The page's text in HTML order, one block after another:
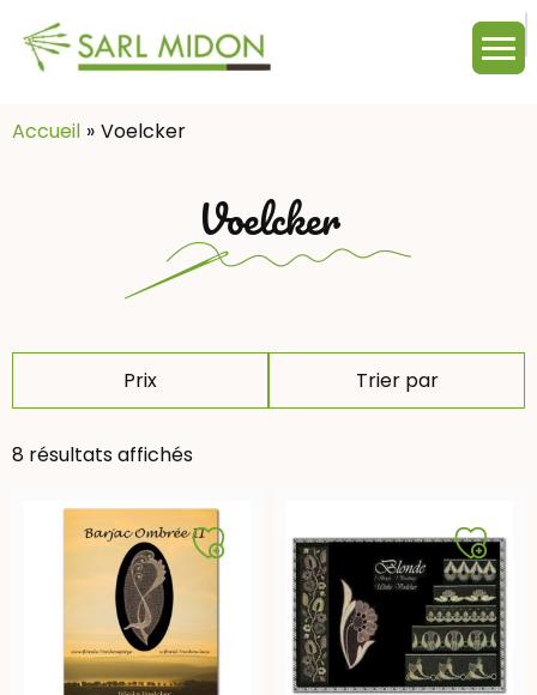
Accueil
Voelcker
Voelcker
Prix Trier par
8 résultats affichés